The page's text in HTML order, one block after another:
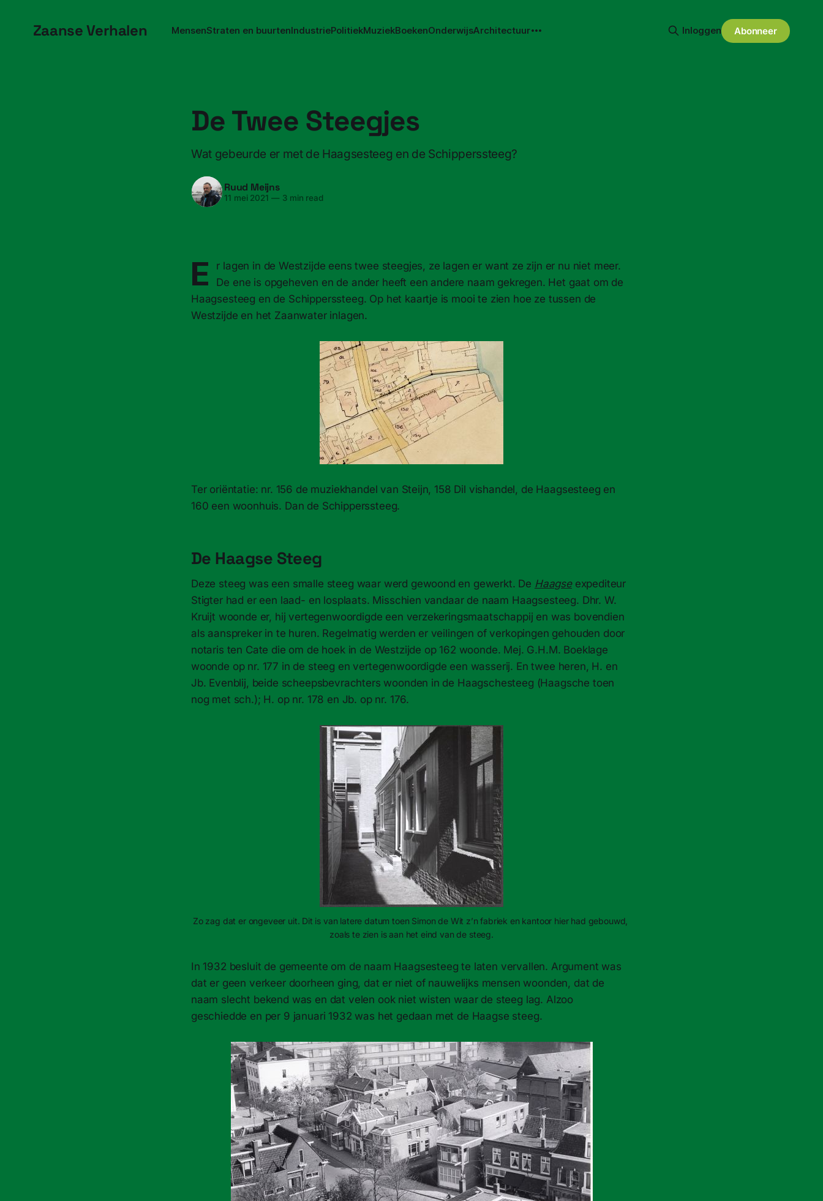
Zaanse Verhalen MensenStraten en buurtenIndustriePolitiekMuziekBoekenOnderwijsArchitectuur Inloggen Abonneer
De Twee Steegjes
Wat gebeurde er met de Haagsesteeg en de Schipperssteeg?
Ruud Meijns
11 mei 2021 —3 min read
E
r lagen in de Westzijde eens twee steegjes, ze lagen er want ze zijn er nu niet meer.
De ene is opgeheven en de ander heeft een andere naam gekregen. Het gaat om de
Haagsesteeg en de Schipperssteeg. Op het kaartje is mooi te zien hoe ze tussen de
Westzijde en het Zaanwater inlagen.
Ter oriëntatie: nr. 156 de muziekhandel van Steijn, 158 Dil vishandel, de Haagsesteeg en
160 een woonhuis. Dan de Schipperssteeg.
De Haagse Steeg
Deze steeg was een smalle steeg waar werd gewoond en gewerkt. De Haagseexpediteur
Stigter had er een laad- en losplaats. Misschien vandaar de naam Haagsesteeg. Dhr. W.
Kruijt woonde er, hij vertegenwoordigde een verzekeringsmaatschappij en was bovendien
als aanspreker in te huren. Regelmatig werden er veilingen of verkopingen gehouden door
notaris ten Cate die om de hoek in de Westzijde op 162 woonde. Mej. G.H.M. Boeklage
woonde op nr. 177 in de steeg en vertegenwoordigde een wasserij. En twee heren, H. en
Jb. Evenblij, beide scheepsbevrachters woonden in de Haagschesteeg (Haagsche toen
nog met sch.); H. op nr. 178 en Jb. op nr. 176.
Zo zag dat er ongeveer uit. Dit is van latere datum toen Simon de Wit z’n fabriek en kantoor hier had gebouwd,
zoals te zien is aan het eind van de steeg.
In 1932 besluit de gemeente om de naam Haagsesteeg te laten vervallen. Argument was
dat er geen verkeer doorheen ging, dat er niet of nauwelijks mensen woonden, dat de
naam slecht bekend was en dat velen ook niet wisten waar de steeg lag. Alzoo
geschiedde en per 9 januari 1932 was het gedaan met de Haagse steeg.